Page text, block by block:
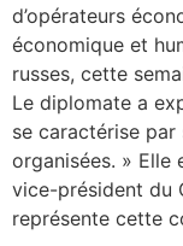
d’opérateurs
économique et
russes, cette
Le diplomate a
se caractérise
organisées. » Elle
vice-président du
représente cette